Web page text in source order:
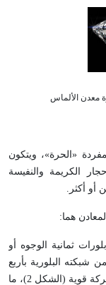
«الحرة»، ويتكون
الكريمة والنفيسة
أو أكثر.
هما:
ثمانية الوجوه أو
شبكته البلورية بأربع
ذرات كربون أخرى ترتبط معاً بروابط كيميائية مشتركة قوية (الشكل 2)، ما